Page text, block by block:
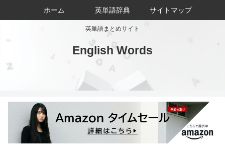
英単語まとめサイト
English Words
ホーム 英単語辞典 サイトマップ